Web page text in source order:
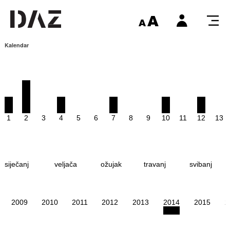
Kalendar
1 2 3 4 5 6 7 8 9 10 11 12 13
siječanj veljača ožujak travanj svibanj
2009 2010 2011 2012 2013 2014 2015